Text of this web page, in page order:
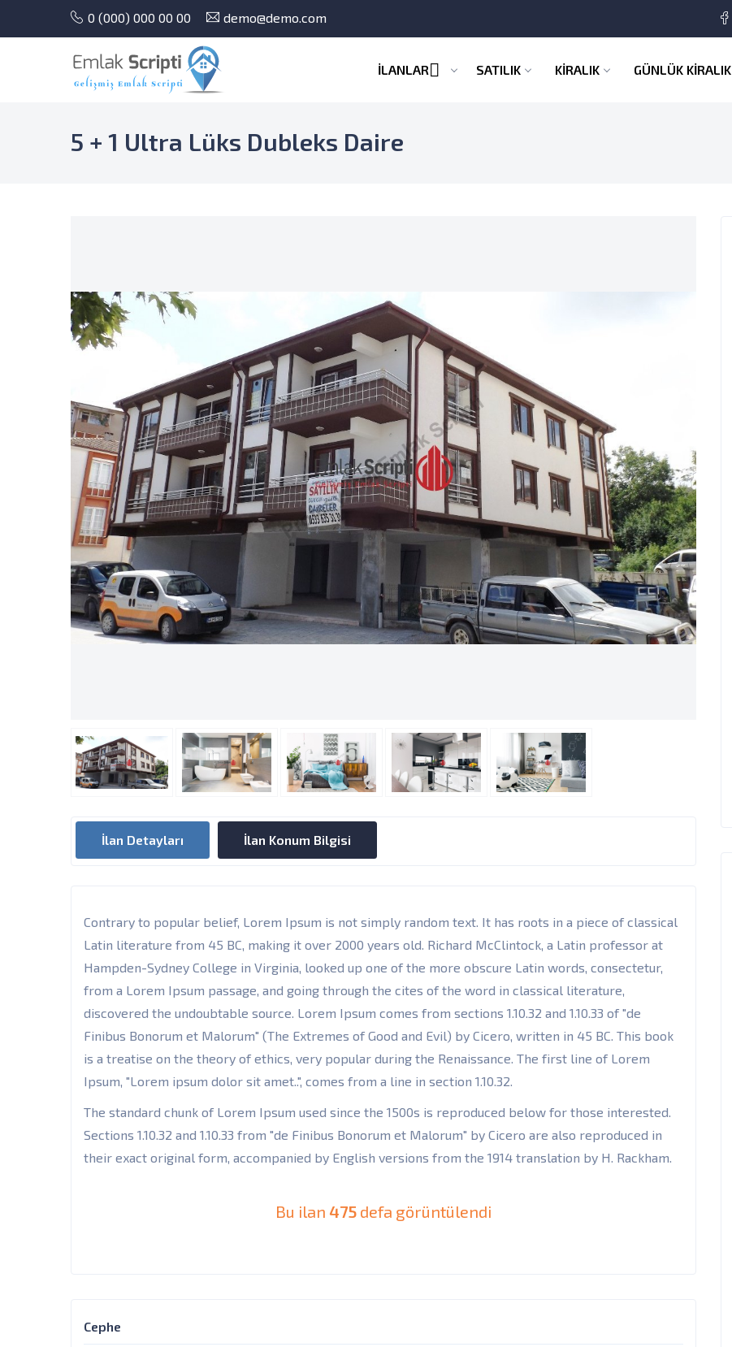
0 (000) 000 00 00 demo@demo.com
İLANLAR SATILIK KİRALIK GÜNLÜK KİRALIK
5 + 1 Ultra Lüks Dubleks Daire
İlan Detayları İlan Konum Bilgisi
Contrary to popular belief, Lorem Ipsum is not simply random text. It has roots in a piece of classical
Latin literature from 45 BC, making it over 2000 years old. Richard McClintock, a Latin professor at
Hampden-Sydney College in Virginia, looked up one of the more obscure Latin words, consectetur,
from a Lorem Ipsum passage, and going through the cites of the word in classical literature,
discovered the undoubtable source. Lorem Ipsum comes from sections 1.10.32 and 1.10.33 of "de
Finibus Bonorum et Malorum" (The Extremes of Good and Evil) by Cicero, written in 45 BC. This book
is a treatise on the theory of ethics, very popular during the Renaissance. The first line of Lorem
Ipsum, "Lorem ipsum dolor sit amet..", comes from a line in section 1.10.32.
The standard chunk of Lorem Ipsum used since the 1500s is reproduced below for those interested.
Sections 1.10.32 and 1.10.33 from "de Finibus Bonorum et Malorum" by Cicero are also reproduced in
their exact original form, accompanied by English versions from the 1914 translation by H. Rackham.
Bu ilan 475 defa görüntülendi
Cephe